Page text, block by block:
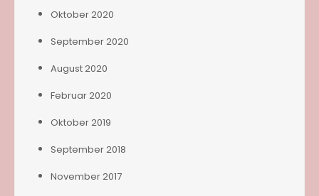
Oktober 2020
September 2020
August 2020
Februar 2020
Oktober 2019
September 2018
November 2017